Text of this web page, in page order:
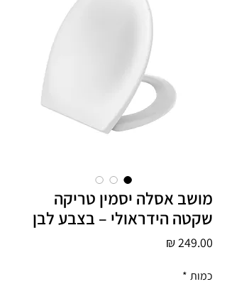
מושב אסלה יסמין טריקה
שקטה הידראולי – בצבע לבן
כמות *